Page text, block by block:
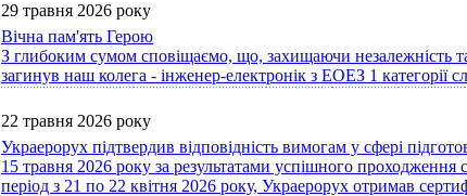
29 травня 2026 року
Вічна пам'ять Герою
З глибоким сумом сповіщаємо, що, захищаючи незалежність та
загинув наш колега - інженер-електронік з ЕОЕЗ 1
22 травня 2026 року
Украерорух підтвердив відповідність вимогам у сфері
15 травня 2026 року за результатами успішного проходження
період з 21 по 22 квітня 2026 року, Украерорух отримав